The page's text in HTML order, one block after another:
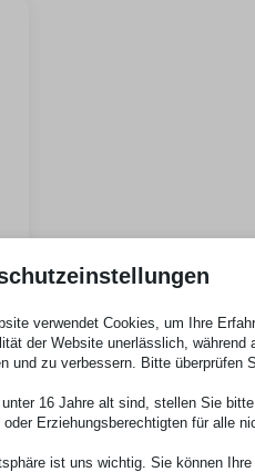
verwendet Cookies, um Ihre
der Website unerlässlich,
und zu verbessern. Bitte überprüfen
16 Jahre alt sind, stellen Sie
oder Erziehungsberechtigten für alle
ist uns wichtig. Sie können